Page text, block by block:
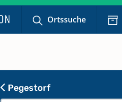
Ortssuche
Pegestorf